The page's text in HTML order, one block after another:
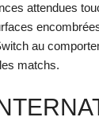
attendues
au
matchs.